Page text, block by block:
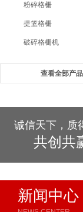
粉碎格栅
提篮格栅
破碎格栅机
查看全部产品
诚信天下，质
共创共
新闻中心